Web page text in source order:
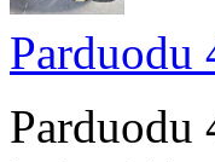
Parduodu
Parduodu